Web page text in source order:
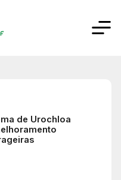
de Urochloa